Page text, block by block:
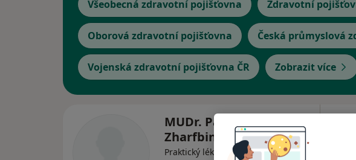
Všeobecná zdravotní pojišťovna Zdravotní
Oborová zdravotní pojišťovna Česká průmyslová
Vojenská zdravotní pojišťovna ČR Zobrazit více
MUDr. Pavlína
Zharfbinová
Praktický lékař